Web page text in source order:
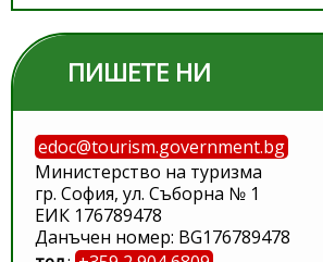
ПИШЕТЕ НИ
edoc@tourism.government.bg
Министерство на туризма
гр. София, ул. Съборна № 1
ЕИК 176789478
Данъчен номер: BG176789478